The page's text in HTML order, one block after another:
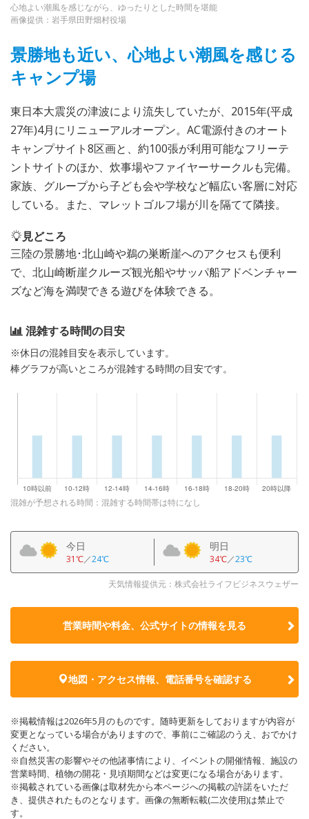
心地よい潮風を感じながら、ゆったりとした時間を堪能
画像提供：岩手県田野畑村役場
景勝地も近い、心地よい潮風を感じる
キャンプ場
東日本大震災の津波により流失していたが、2015年(平成
27年)4月にリニューアルオープン。AC電源付きのオート
キャンプサイト8区画と、約100張が利用可能なフリーテ
ントサイトのほか、炊事場やファイヤーサークルも完備。
家族、グループから子ども会や学校など幅広い客層に対応
している。また、マレットゴルフ場が川を隔てて隣接。
見どころ
三陸の景勝地･北山崎や鵜の巣断崖へのアクセスも便利
で、北山崎断崖クルーズ観光船やサッパ船アドベンチャー
ズなど海を満喫できる遊びを体験できる。
混雑する時間の目安
※休日の混雑目安を表示しています。
棒グラフが高いところが混雑する時間の目安です。
混雑が予想される時間：混雑する時間帯は特になし
今日
31℃／24℃
明日
34℃／23℃
天気情報提供元：株式会社ライフビジネスウェザー
営業時間や料金、公式サイトの情報を見る
地図・アクセス情報、電話番号を確認する
※掲載情報は2026年5月のものです。随時更新をしておりますが内容が
変更となっている場合がありますので、事前にご確認のうえ、おでかけ
ください。
※自然災害の影響やその他諸事情により、イベントの開催情報、施設の
営業時間、植物の開花・見頃期間などは変更になる場合があります。
※掲載されている画像は取材先から本ページへの掲載の許諾をいただ
き、提供されたものとなります。画像の無断転載(二次使用)は禁止で
す。